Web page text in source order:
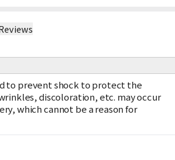
to prevent shock to protect the
discoloration, etc. may occur
which cannot be a reason for